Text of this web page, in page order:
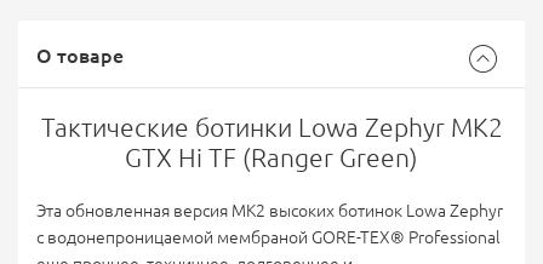
О товаре
Тактические ботинки Lowa Zephyr MK2
GTX Hi TF (Ranger Green)
Эта обновленная версия MK2 высоких ботинок Lowa Zephyr
с водонепроницаемой мембраной GORE-TEX® Professional